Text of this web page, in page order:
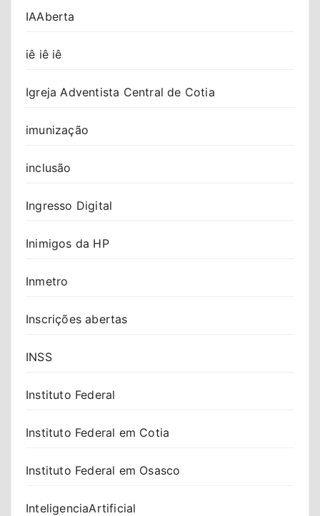
IAAberta
iê iê iê
Igreja Adventista Central de Cotia
imunização
inclusão
Ingresso Digital
Inimigos da HP
Inmetro
Inscrições abertas
INSS
Instituto Federal
Instituto Federal em Cotia
Instituto Federal em Osasco
InteligenciaArtificial